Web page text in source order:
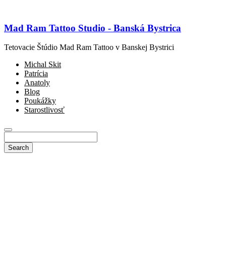
Mad Ram Tattoo Studio - Banská Bystrica
Tetovacie Štúdio Mad Ram Tattoo v Banskej Bystrici
Michal Skit
Patrícia
Anatoly
Blog
Poukážky
Starostlivosť